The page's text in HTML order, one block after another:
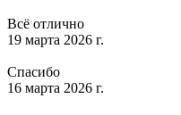
Всё отлично
19 марта 2026 г.
Спасибо
16 марта 2026 г.